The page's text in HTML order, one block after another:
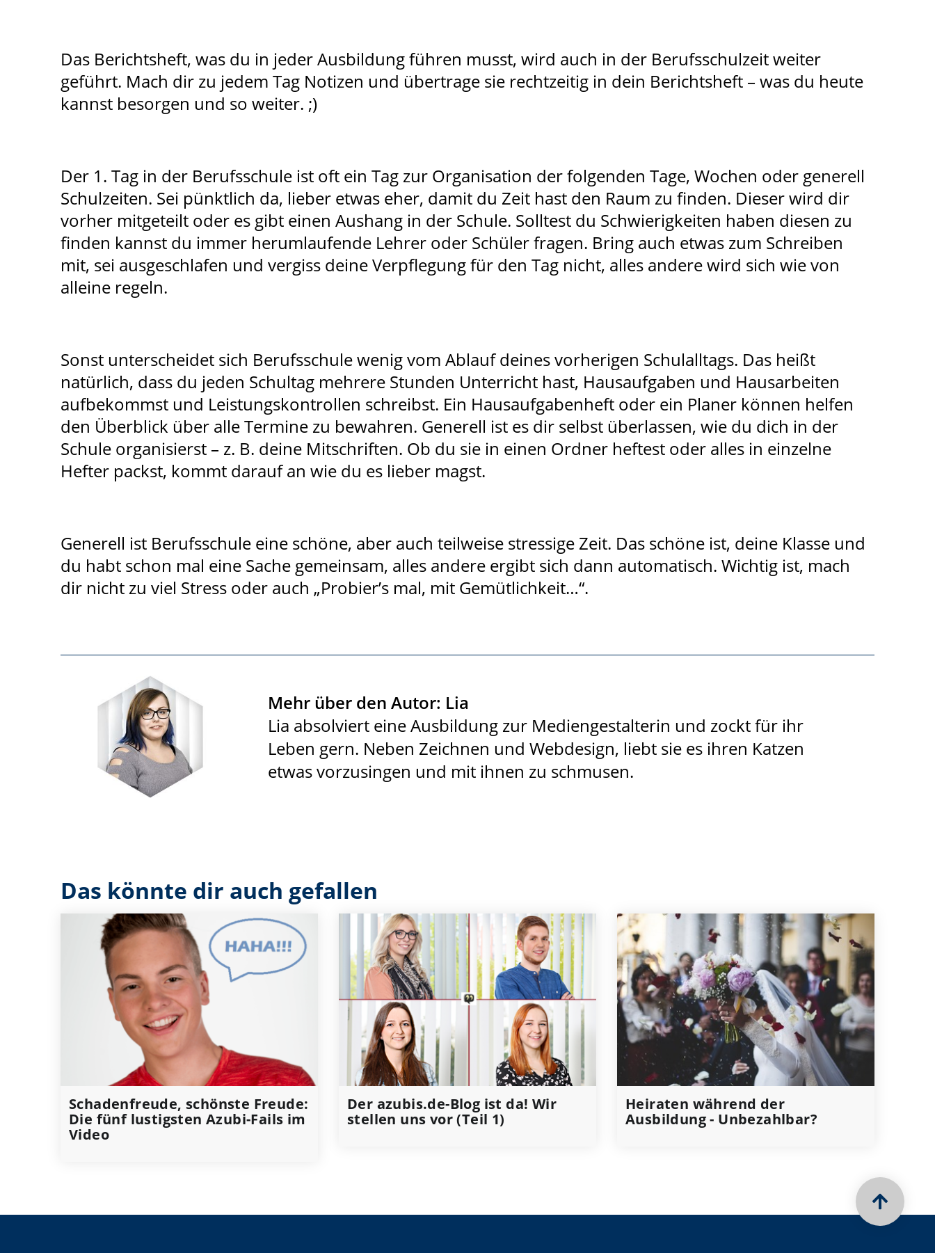
Das Berichtsheft, was du in jeder Ausbildung führen musst, wird auch in der Berufsschulzeit weiter
geführt. Mach dir zu jedem Tag Notizen und übertrage sie rechtzeitig in dein Berichtsheft – was du heute
kannst besorgen und so weiter. ;)
Der 1. Tag in der Berufsschule ist oft ein Tag zur Organisation der folgenden Tage, Wochen oder generell
Schulzeiten. Sei pünktlich da, lieber etwas eher, damit du Zeit hast den Raum zu finden. Dieser wird dir
vorher mitgeteilt oder es gibt einen Aushang in der Schule. Solltest du Schwierigkeiten haben diesen zu
finden kannst du immer herumlaufende Lehrer oder Schüler fragen. Bring auch etwas zum Schreiben
mit, sei ausgeschlafen und vergiss deine Verpflegung für den Tag nicht, alles andere wird sich wie von
alleine regeln.
Sonst unterscheidet sich Berufsschule wenig vom Ablauf deines vorherigen Schulalltags. Das heißt
natürlich, dass du jeden Schultag mehrere Stunden Unterricht hast, Hausaufgaben und Hausarbeiten
aufbekommst und Leistungskontrollen schreibst. Ein Hausaufgabenheft oder ein Planer können helfen
den Überblick über alle Termine zu bewahren. Generell ist es dir selbst überlassen, wie du dich in der
Schule organisierst – z. B. deine Mitschriften. Ob du sie in einen Ordner heftest oder alles in einzelne
Hefter packst, kommt darauf an wie du es lieber magst.
Generell ist Berufsschule eine schöne, aber auch teilweise stressige Zeit. Das schöne ist, deine Klasse und
du habt schon mal eine Sache gemeinsam, alles andere ergibt sich dann automatisch. Wichtig ist, mach
dir nicht zu viel Stress oder auch „Probier’s mal, mit Gemütlichkeit…“.
Mehr über den Autor: Lia
Lia absolviert eine Ausbildung zur Mediengestalterin und zockt für ihr
Leben gern. Neben Zeichnen und Webdesign, liebt sie es ihren Katzen
etwas vorzusingen und mit ihnen zu schmusen.
Das könnte dir auch gefallen
Schadenfreude, schönste Freude:
Die fünf lustigsten Azubi-Fails im
Video
Der azubis.de-Blog ist da! Wir
stellen uns vor (Teil 1)
Heiraten während der
Ausbildung - Unbezahlbar?